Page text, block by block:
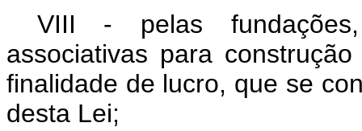
VIII - pelas
associativas para
finalidade de lucro, que se
desta Lei;